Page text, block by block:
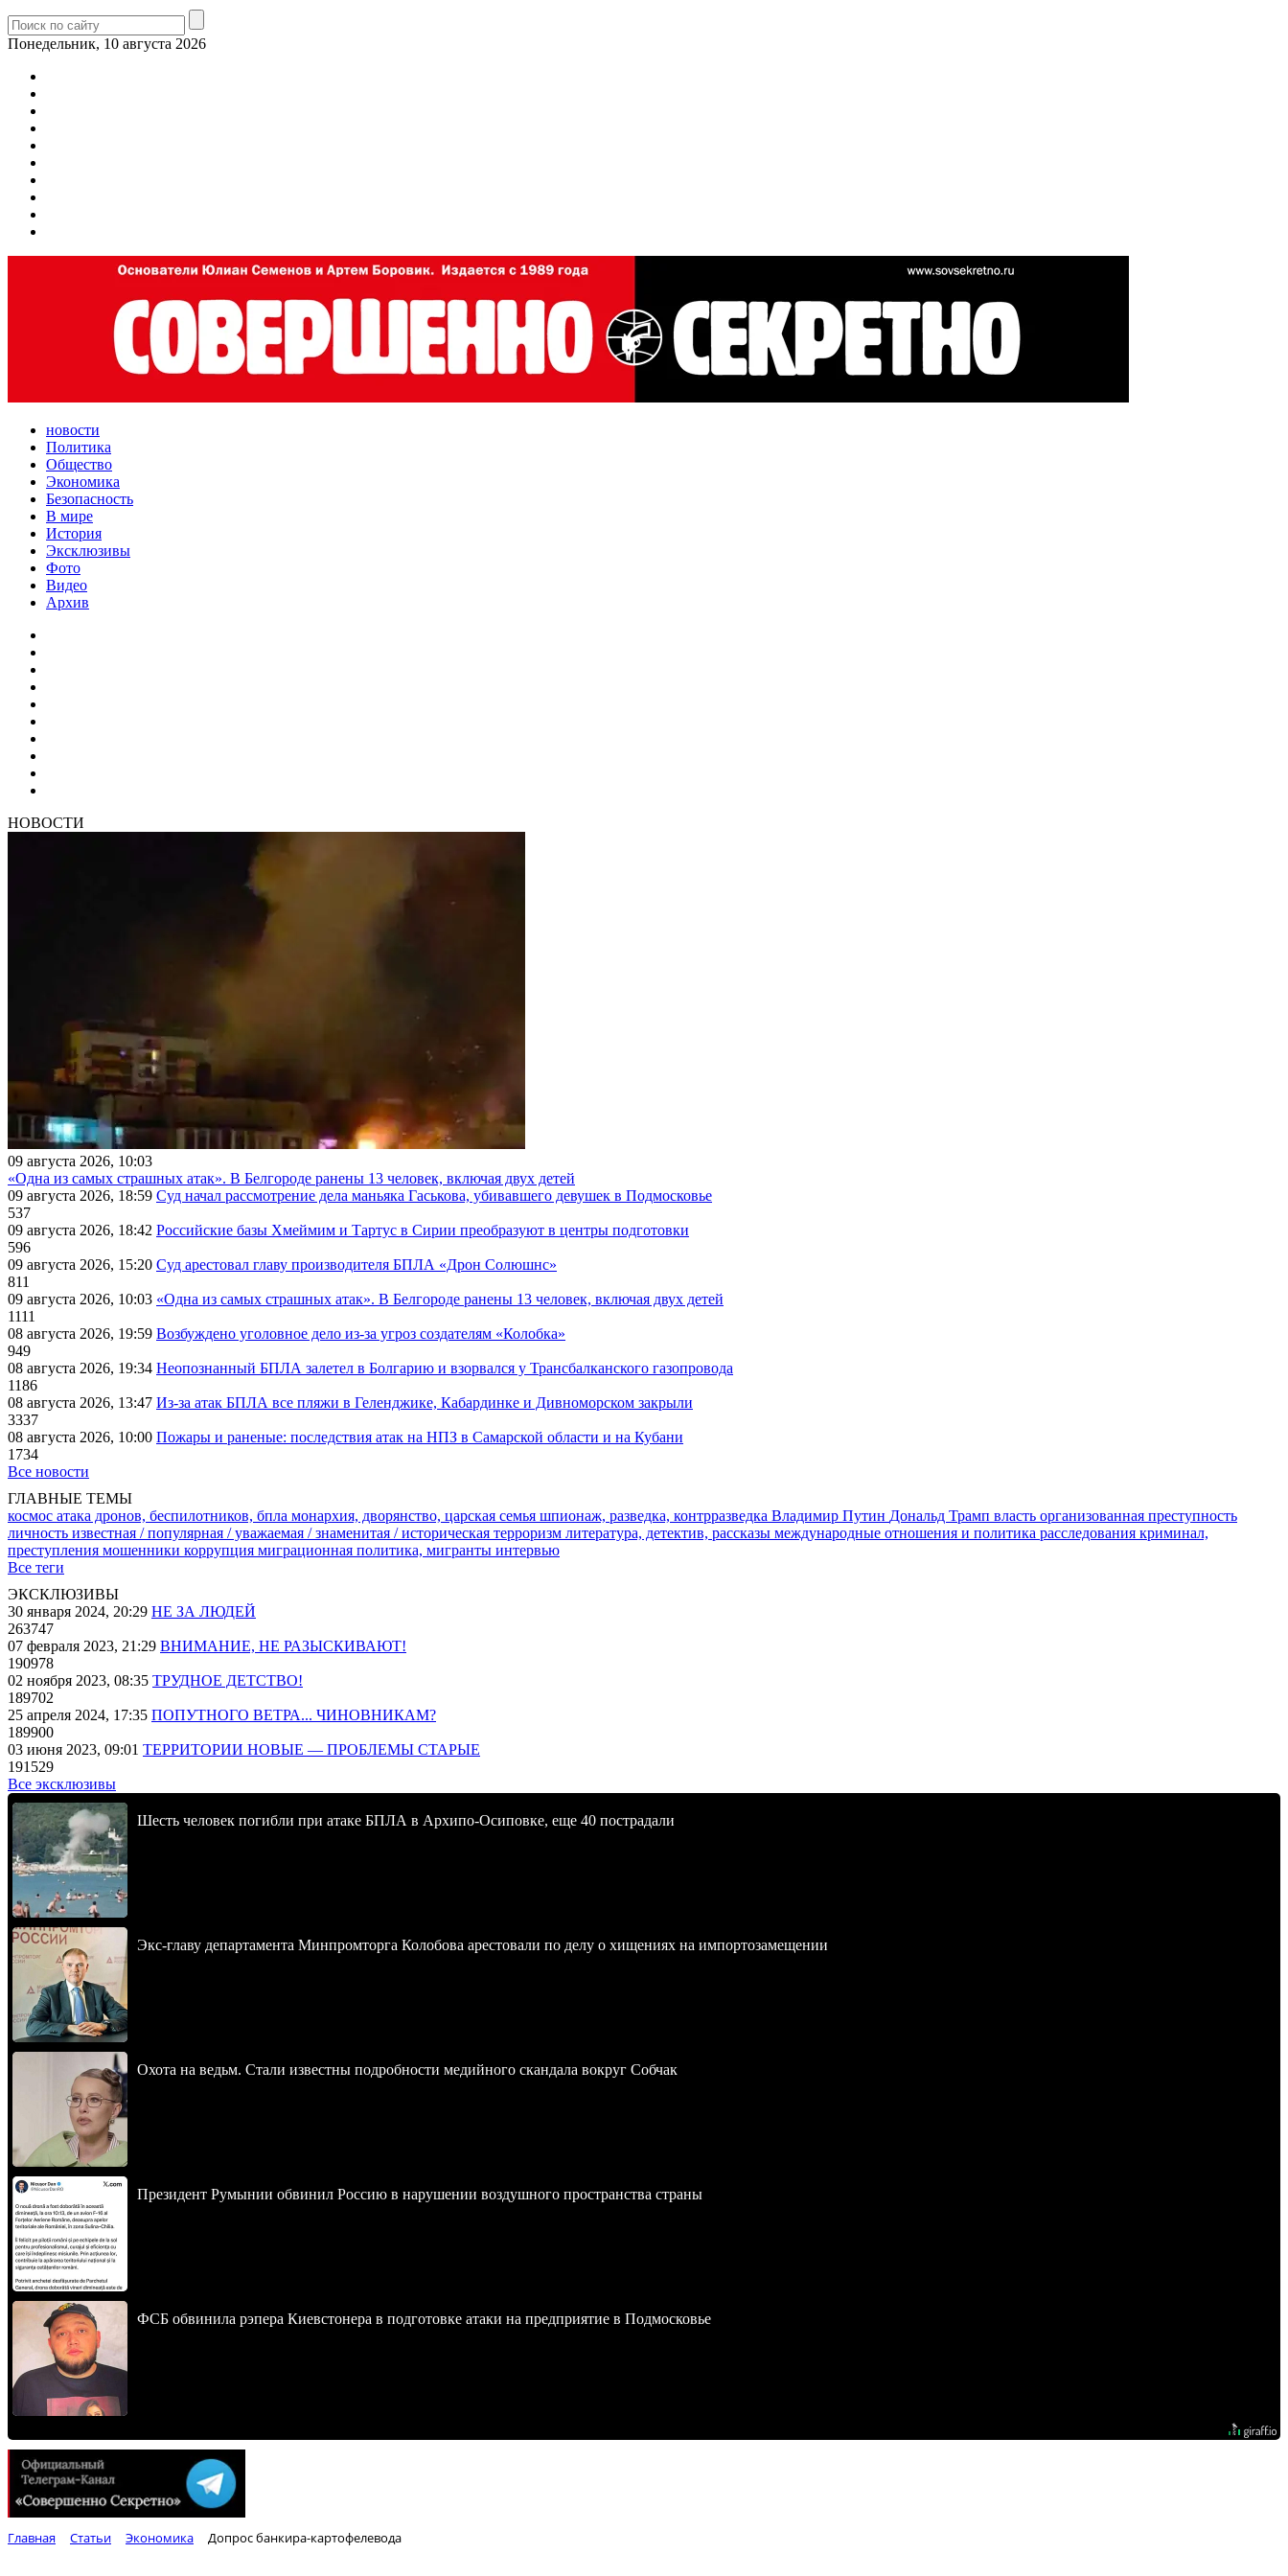
Понедельник, 10 августа 2026
новости
Политика
Общество
Экономика
Безопасность
В мире
История
Эксклюзивы
Фото
Видео
Архив
НОВОСТИ
09 августа 2026, 10:03
«Одна из самых страшных атак». В Белгороде ранены 13 человек, включая двух детей
09 августа 2026, 18:59 Суд начал рассмотрение дела маньяка Гаськова, убивавшего девушек в Подмосковье
537
09 августа 2026, 18:42 Российские базы Хмеймим и Тартус в Сирии преобразуют в центры подготовки
596
09 августа 2026, 15:20 Суд арестовал главу производителя БПЛА «Дрон Солюшнс»
811
09 августа 2026, 10:03 «Одна из самых страшных атак». В Белгороде ранены 13 человек, включая двух детей
1111
08 августа 2026, 19:59 Возбуждено уголовное дело из-за угроз создателям «Колобка»
949
08 августа 2026, 19:34 Неопознанный БПЛА залетел в Болгарию и взорвался у Трансбалканского газопровода
1186
08 августа 2026, 13:47 Из-за атак БПЛА все пляжи в Геленджике, Кабардинке и Дивноморском закрыли
3337
08 августа 2026, 10:00 Пожары и раненые: последствия атак на НПЗ в Самарской области и на Кубани
1734
Все новости
ГЛАВНЫЕ ТЕМЫ
космос атака дронов, беспилотников, бпла монархия, дворянство, царская семья шпионаж, разведка, контрразведка Владимир Путин Дональд Трамп власть организованная преступность
личность известная / популярная / уважаемая / знаменитая / историческая терроризм литература, детектив, рассказы международные отношения и политика расследования криминал,
преступления мошенники коррупция миграционная политика, мигранты интервью
Все теги
ЭКСКЛЮЗИВЫ
30 января 2024, 20:29 НЕ ЗА ЛЮДЕЙ
263747
07 февраля 2023, 21:29 ВНИМАНИЕ, НЕ РАЗЫСКИВАЮТ!
190978
02 ноября 2023, 08:35 ТРУДНОЕ ДЕТСТВО!
189702
25 апреля 2024, 17:35 ПОПУТНОГО ВЕТРА... ЧИНОВНИКАМ?
189900
03 июня 2023, 09:01 ТЕРРИТОРИИ НОВЫЕ — ПРОБЛЕМЫ СТАРЫЕ
191529
Все эксклюзивы
Шесть человек погибли при атаке БПЛА в Архипо-Осиповке, еще 40 пострадали
Экс-главу департамента Минпромторга Колобова арестовали по делу о хищениях на импортозамещении
Охота на ведьм. Стали известны подробности медийного скандала вокруг Собчак
Президент Румынии обвинил Россию в нарушении воздушного пространства страны
ФСБ обвинила рэпера Киевстонера в подготовке атаки на предприятие в Подмосковье
Главная Статьи Экономика Допрос банкира-картофелевода